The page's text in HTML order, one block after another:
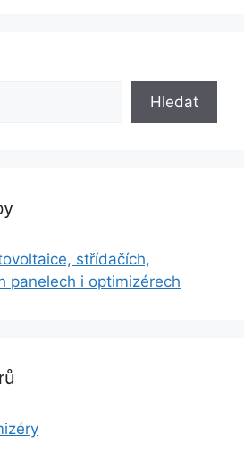
Hledat
střídačích,
panelech i optimizérech